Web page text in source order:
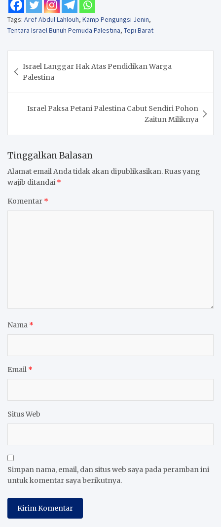
Tags: Aref Abdul Lahlouh, Kamp Pengungsi Jenin,
Tentara Israel Bunuh Pemuda Palestina, Tepi Barat
posIsrael Langgar Hak Atas Pendidikan Warga
Palestina
Israel Paksa Petani Palestina Cabut Sendiri Pohon
Zaitun Miliknya
Tinggalkan Balasan
Alamat email Anda tidak akan dipublikasikan. Ruas yang
wajib ditandai *
Komentar *
Nama *
Email *
Situs Web
Simpan nama, email, dan situs web saya pada peramban ini
untuk komentar saya berikutnya.